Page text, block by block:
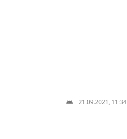
21.09.2021, 11:34